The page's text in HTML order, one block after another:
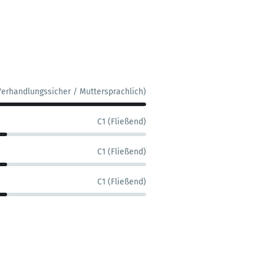
/ Muttersprachlich)
C1 (Fließend)
C1 (Fließend)
C1 (Fließend)